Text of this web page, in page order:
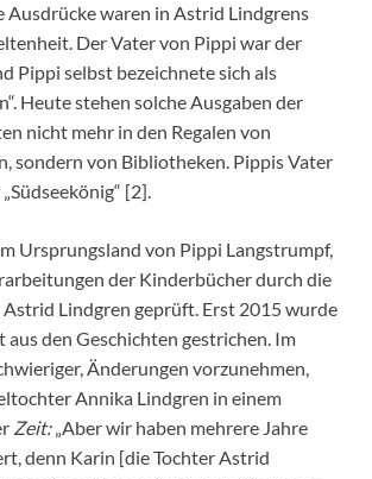
Ausdrücke waren in Astrid Lindgrens
Der Vater von Pippi war der
Pippi selbst bezeichnete sich als
Heute stehen solche Ausgaben der
nicht mehr in den Regalen von
sondern von Bibliotheken. Pippis Vater
[2].
Ursprungsland von Pippi Langstrumpf,
der Kinderbücher durch die
Lindgren geprüft. Erst 2015 wurde
den Geschichten gestrichen. Im
Änderungen vorzunehmen,
Annika Lindgren in einem
Zeit:„Aber wir haben mehrere Jahre
denn Karin [die Tochter Astrid